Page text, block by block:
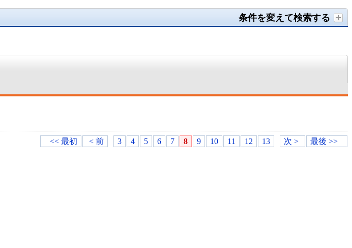
条件を変えて検索する
<< 最初 < 前 3 4 5 6 7 8 9 10 11 12 13 次 > 最後 >>